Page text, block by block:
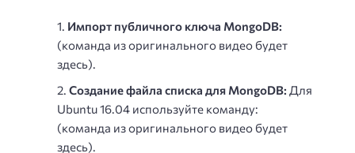
Импорт публичного ключа MongoDB:
(команда из оригинального видео будет
здесь).
Создание файла списка для MongoDB: Для
Ubuntu 16.04 используйте команду:
(команда из оригинального видео будет
здесь).